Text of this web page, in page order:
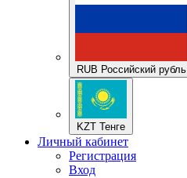
RUB Российский рубль
KZT Тенге
Личный кабинет
Регистрация
Вход